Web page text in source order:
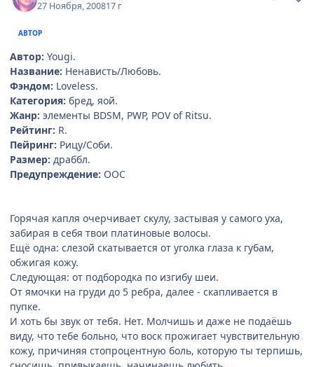
27 Ноября, 200817 г
АВТОР
Автор: Yougi.
Название: Ненависть/Любовь.
Фэндом: Loveless.
Категория: бред, яой.
Жанр: элементы BDSM, PWP, POV of Ritsu.
Рейтинг: R.
Пейринг: Рицу/Соби.
Размер: драббл.
Предупреждение: ООС
Горячая капля очерчивает скулу, застывая у самого уха,
забирая в себя твои платиновые волосы.
Ещё одна: слезой скатывается от уголка глаза к губам,
обжигая кожу.
Следующая: от подбородка по изгибу шеи.
От ямочки на груди до 5 ребра, далее - скапливается в
пупке.
И хоть бы звук от тебя. Нет. Молчишь и даже не подаёшь
виду, что тебе больно, что воск прожигает чувствительную
кожу, причиняя стопроцентную боль, которую ты терпишь,